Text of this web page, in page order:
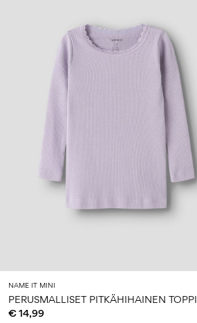
NAME IT MINI
PERUSMALLISET PITKÄHIHAINEN TOPPI
€ 14,99